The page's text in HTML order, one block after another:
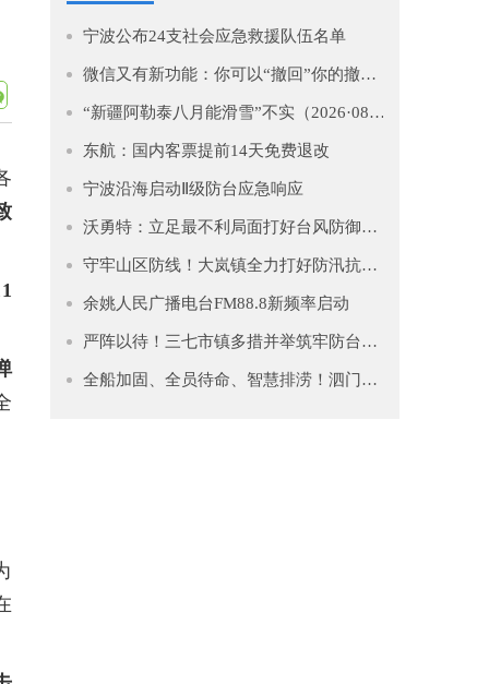
宁波公布24支社会应急救援队伍名单
微信又有新功能：你可以“撤回”你的撤回了！
“新疆阿勒泰八月能滑雪”不实（2026·08·07）
东航：国内客票提前14天免费退改
宁波沿海启动Ⅱ级防台应急响应
沃勇特：立足最不利局面打好台风防御仗 全力守护人民群众生命财产安全
守牢山区防线！大岚镇全力打好防汛抗台“主动仗”
余姚人民广播电台FM88.8新频率启动
严阵以待！三七市镇多措并举筑牢防台安全网
全船加固、全员待命、智慧排涝！泗门镇筑牢防台“安全堤”